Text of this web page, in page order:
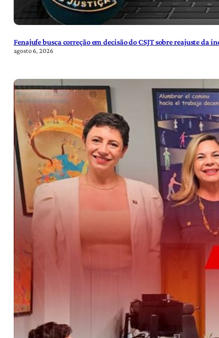
Fenajufe busca correção em decisão do CSJT sobre reajuste da
agosto 6, 2026